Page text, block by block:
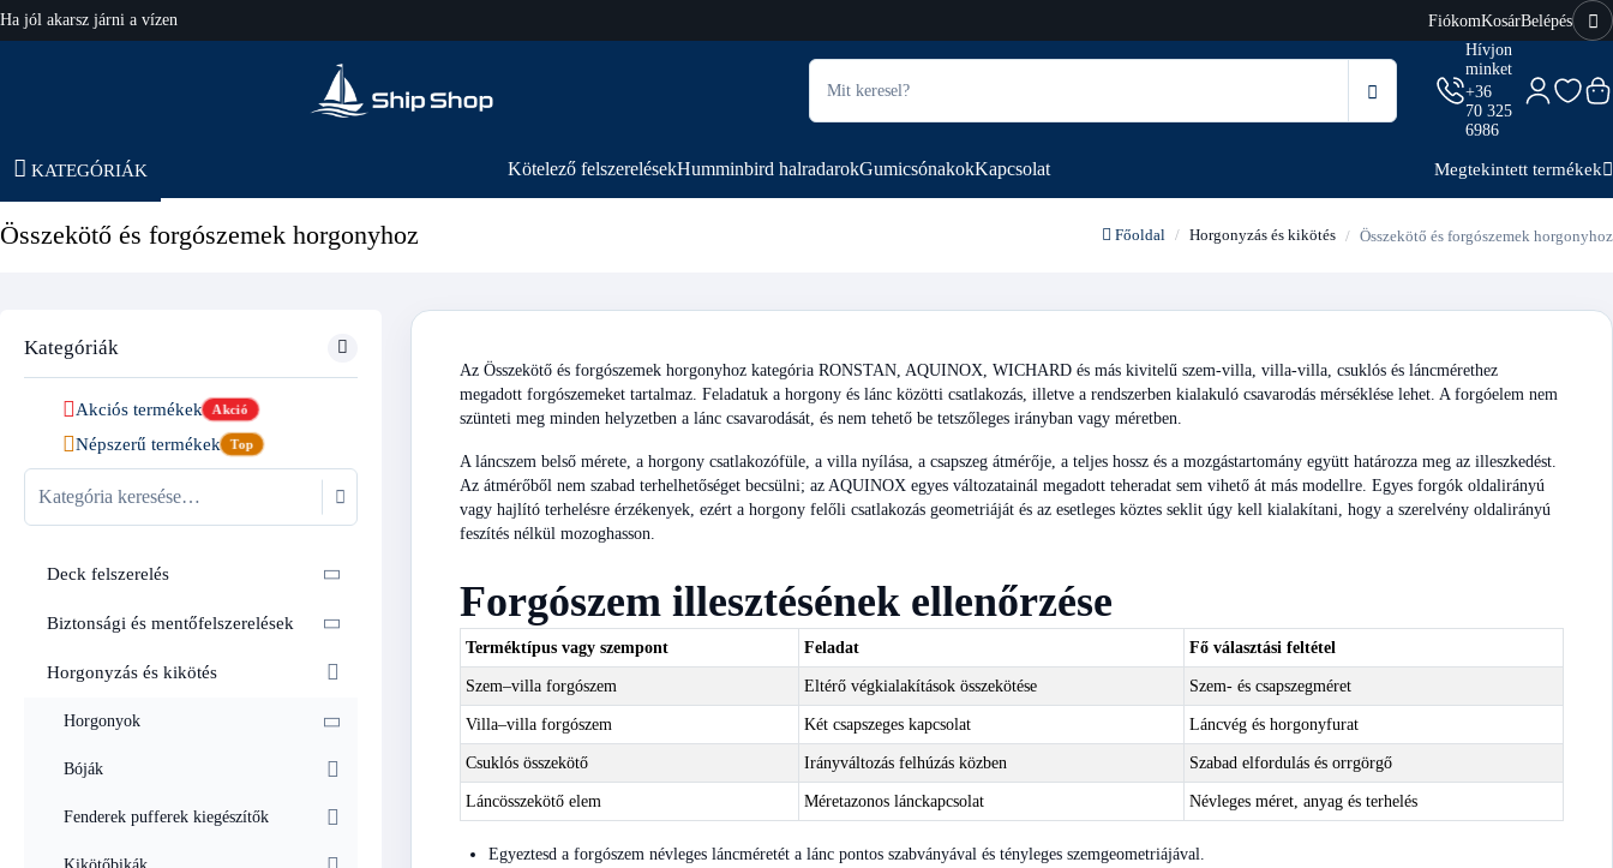
hajo-felszereles.hu
FiókomKosárBelépés
Hívjon
minket
+36
70 325
6986
KATEGÓRIÁK Kötelező felszerelésekHumminbird halradarokGumicsónakokKapcsolat Megtekintett termékek
Összekötő és forgószemek horgonyhoz Főoldal Horgonyzás és kikötés Összekötő és forgószemek horgonyhoz
Kategóriák
Akciós termékek Akció
Népszerű termékek Top
Deck felszerelés
Biztonsági és mentőfelszerelések
Horgonyzás és kikötés
Horgonyok
Bóják
Fenderek pufferek kiegészítők
Az Összekötő és forgószemek horgonyhoz kategória RONSTAN, AQUINOX, WICHARD és más kivitelű szem-villa, villa-villa, csuklós és láncmérethez
megadott forgószemeket tartalmaz. Feladatuk a horgony és lánc közötti csatlakozás, illetve a rendszerben kialakuló csavarodás mérséklése lehet. A forgóelem nem
szünteti meg minden helyzetben a lánc csavarodását, és nem tehető be tetszőleges irányban vagy méretben.
A láncszem belső mérete, a horgony csatlakozófüle, a villa nyílása, a csapszeg átmérője, a teljes hossz és a mozgástartomány együtt határozza meg az illeszkedést.
Az átmérőből nem szabad terhelhetőséget becsülni; az AQUINOX egyes változatainál megadott teheradat sem vihető át más modellre. Egyes forgók oldalirányú
vagy hajlító terhelésre érzékenyek, ezért a horgony felőli csatlakozás geometriáját és az esetleges köztes seklit úgy kell kialakítani, hogy a szerelvény oldalirányú
feszítés nélkül mozoghasson.
Forgószem illesztésének ellenőrzése
Terméktípus vagy szempont Feladat Fő választási feltétel
Szem–villa forgószem Eltérő végkialakítások összekötése Szem- és csapszegméret
Villa–villa forgószem Két csapszeges kapcsolat Láncvég és horgonyfurat
Csuklós összekötő Irányváltozás felhúzás közben Szabad elfordulás és orrgörgő
Láncösszekötő elem Méretazonos lánckapcsolat Névleges méret, anyag és terhelés
Egyeztesd a forgószem névleges láncméretét a lánc pontos szabványával és tényleges szemgeometriájával.